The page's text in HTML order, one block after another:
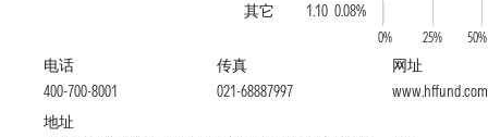
其它
1.10 0.08%
0% 25% 50%
电话
400-700-8001
传真
021-68887997
网址
www.hffund.com
地址